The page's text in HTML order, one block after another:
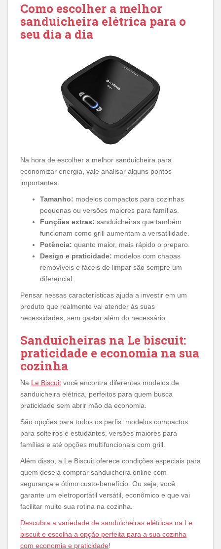
Como escolher a melhor
sanduicheira elétrica para o
seu dia a dia
Na hora de escolher a melhor sanduicheira para
economizar energia, vale analisar alguns pontos
importantes:
Tamanho: modelos compactos para cozinhas
pequenas ou versões maiores para famílias.
Funções extras: sanduicheiras que também
funcionam como grill aumentam a versatilidade.
Potência: quanto maior, mais rápido o preparo.
Design e praticidade: modelos com chapas
removíveis e fáceis de limpar são sempre um
diferencial.
Pensar nessas características ajuda a investir em um
produto que realmente vai atender às suas
necessidades, sem gastar além do necessário.
Sanduicheiras na Le biscuit:
praticidade e economia na sua
cozinha
Na Le Biscuit você encontra diferentes modelos de
sanduicheira elétrica, perfeitos para quem busca
praticidade sem abrir mão da economia.
São opções para todos os perfis: modelos compactos
para solteiros e estudantes, versões maiores para
famílias e até opções multifuncionais com grill.
Além disso, a Le Biscuit oferece condições especiais para
quem deseja comprar sanduicheira online com
segurança e ótimo custo-benefício. Ou seja, você
garante um eletroportátil versátil, econômico e que vai
facilitar muito sua rotina na cozinha.
Descubra a variedade de sanduicheiras elétricas na Le
biscuit e escolha a opção perfeita para a sua cozinha
com economia e praticidade!